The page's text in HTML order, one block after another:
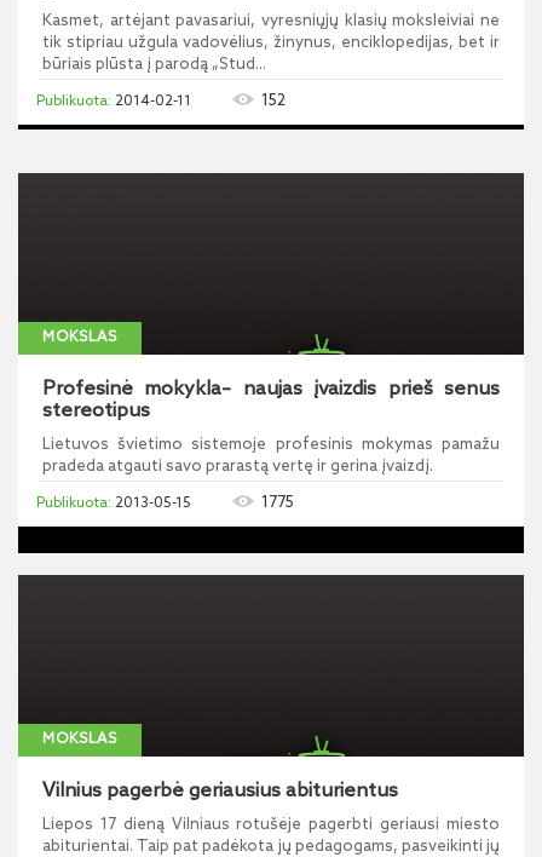
Kasmet, artėjant pavasariui, vyresniųjų klasių moksleiviai ne
tik stipriau užgula vadovėlius, žinynus, enciklopedijas, bet ir
būriais plūsta į parodą „Stud...
2014-02-11 152
MOKSLAS
Profesinė mokykla– naujas įvaizdis prieš senus
stereotipus
Lietuvos švietimo sistemoje profesinis mokymas pamažu
pradeda atgauti savo prarastą vertę ir gerina įvaizdį.
2013-05-15 1775
MOKSLAS
Vilnius pagerbė geriausius abiturientus
Liepos 17 dieną Vilniaus rotušėje pagerbti geriausi miesto
abiturientai. Taip pat padėkota jų pedagogams, pasveikinti jų